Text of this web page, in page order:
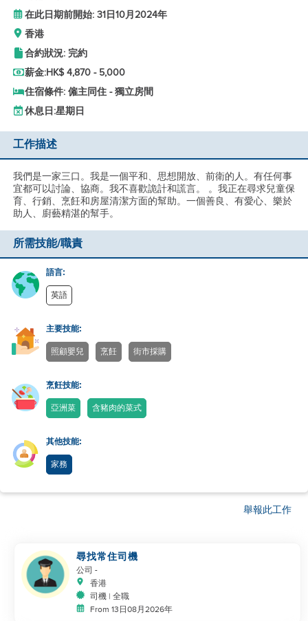
在此日期前開始: 31日10月2024年
香港
合約狀況: 完約
薪金:HK$ 4,870 - 5,000
住宿條件: 僱主同住 - 獨立房間
休息日:星期日
工作描述
我們是一家三口。我是一個平和、思想開放、前衛的人。有任何事
宜都可以討論、協商。我不喜歡詭計和謊言。 。我正在尋求兒童保
育、行銷、烹飪和房屋清潔方面的幫助。一個善良、有愛心、樂於
助人、廚藝精湛的幫手。
所需技能/職責
語言:
英語
主要技能:
照顧嬰兒 烹飪 街市採購
烹飪技能:
亞洲菜 含豬肉的菜式
其他技能:
家務
舉報此工作
尋找常住司機
公司 -
香港
司機 | 全職
From 13日08月2026年